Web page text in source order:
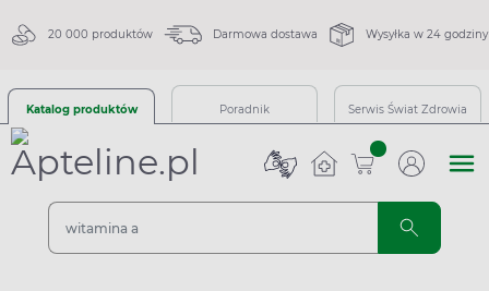
20 000 produktów Darmowa dostawa Wysyłka w 24 godziny
Katalog produktów Poradnik Serwis Świat Zdrowia
sztuk